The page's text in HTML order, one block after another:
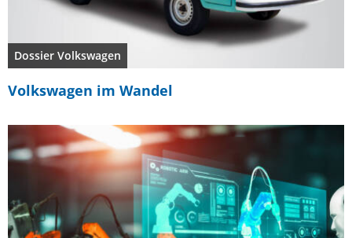
Dossier Volkswagen
Volkswagen im Wandel